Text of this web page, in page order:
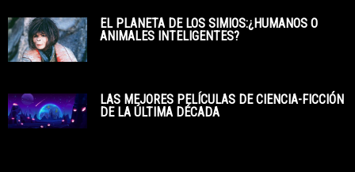
EL PLANETA DE LOS SIMIOS:¿HUMANOS O
ANIMALES INTELIGENTES?
LAS MEJORES PELÍCULAS DE CIENCIA-FICCIÓN
DE LA ÚLTIMA DÉCADA